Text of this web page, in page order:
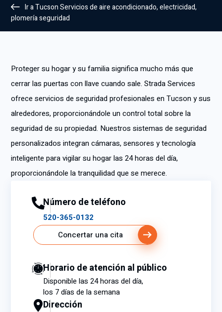
Ir a Tucson Servicios de aire acondicionado, electricidad,
plomería seguridad
Proteger su hogar y su familia significa mucho más que
cerrar las puertas con llave cuando sale. Strada Services
ofrece servicios de seguridad profesionales en Tucson y sus
alrededores, proporcionándole un control total sobre la
seguridad de su propiedad. Nuestros sistemas de seguridad
personalizados integran cámaras, sensores y tecnología
inteligente para vigilar su hogar las 24 horas del día,
proporcionándole la tranquilidad que se merece.
Número de teléfono
520-365-0132
Concertar una cita
Horario de atención al público
Disponible las 24 horas del día,
los 7 días de la semana
Dirección